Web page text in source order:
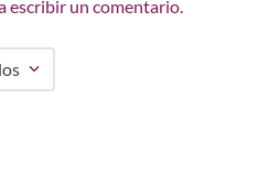
escribir un comentario.